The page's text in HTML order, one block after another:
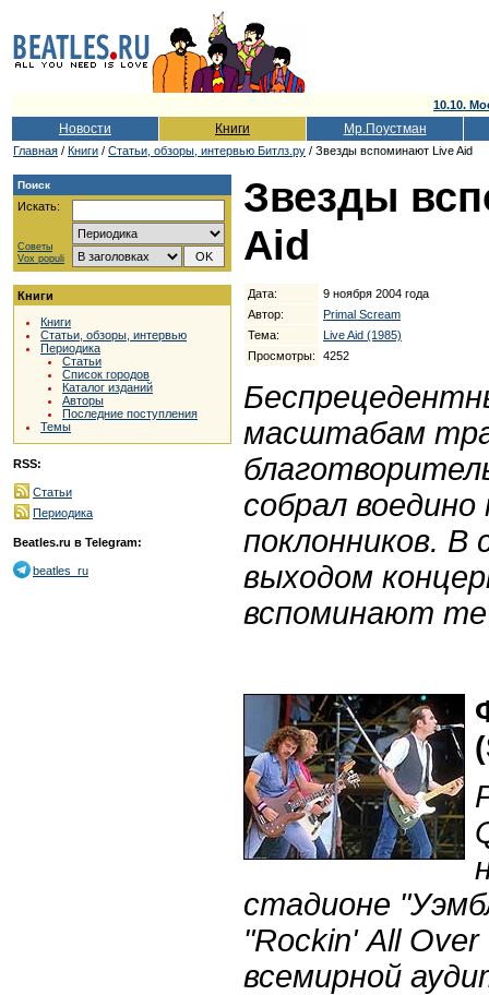
10.10.
Новости Книги Мр.Поустман
Главная / Книги / Cтатьи, обзоры, интервью Битлз.ру / Звезды вспоминают Live Aid
Поиск
Искать:
Советы
Vox populi
Книги
Книги
Статьи, обзоры, интервью
Периодика
Статьи
Список городов
Каталог изданий
Авторы
Последние поступления
Темы
RSS:
Статьи
Периодика
Beatles.ru в Telegram:
beatles_ru
Звезды
Aid
Дата:
9 ноября 2004 года
Автор:
Primal Scream
Тема:
Live Aid (1985)
Просмотры:
4252
масштабам
собрал
поклонников. В
выходом
вспоминают
(
стадионе
"Rockin'All Over
всемирной